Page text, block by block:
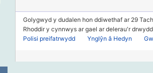
Golygwyd y dudalen hon ddiwethaf ar 29
Rhoddir y cynnwys ar gael ar delerau'r
Polisi preifatrwydd
Ynglŷn â Hedyn